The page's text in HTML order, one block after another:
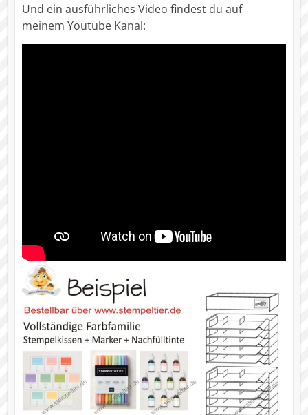
Und ein ausführliches Video findest du auf
meinem Youtube Kanal: